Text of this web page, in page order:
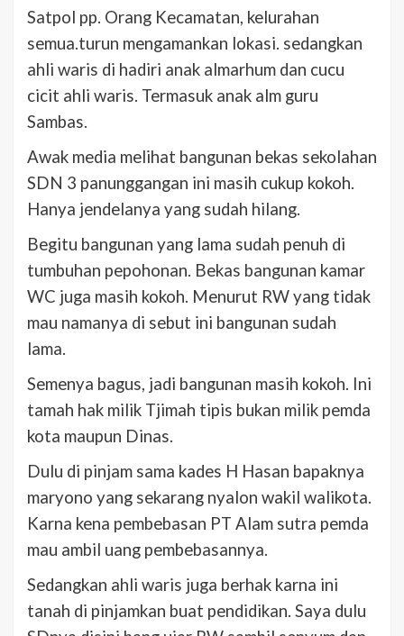
Satpol pp. Orang Kecamatan, kelurahan
semua.turun mengamankan lokasi. sedangkan
ahli waris di hadiri anak almarhum dan cucu
cicit ahli waris. Termasuk anak alm guru
Sambas.
Awak media melihat bangunan bekas sekolahan
SDN 3 panunggangan ini masih cukup kokoh.
Hanya jendelanya yang sudah hilang.
Begitu bangunan yang lama sudah penuh di
tumbuhan pepohonan. Bekas bangunan kamar
WC juga masih kokoh. Menurut RW yang tidak
mau namanya di sebut ini bangunan sudah
lama.
Semenya bagus, jadi bangunan masih kokoh. Ini
tamah hak milik Tjimah tipis bukan milik pemda
kota maupun Dinas.
Dulu di pinjam sama kades H Hasan bapaknya
maryono yang sekarang nyalon wakil walikota.
Karna kena pembebasan PT Alam sutra pemda
mau ambil uang pembebasannya.
Sedangkan ahli waris juga berhak karna ini
tanah di pinjamkan buat pendidikan. Saya dulu